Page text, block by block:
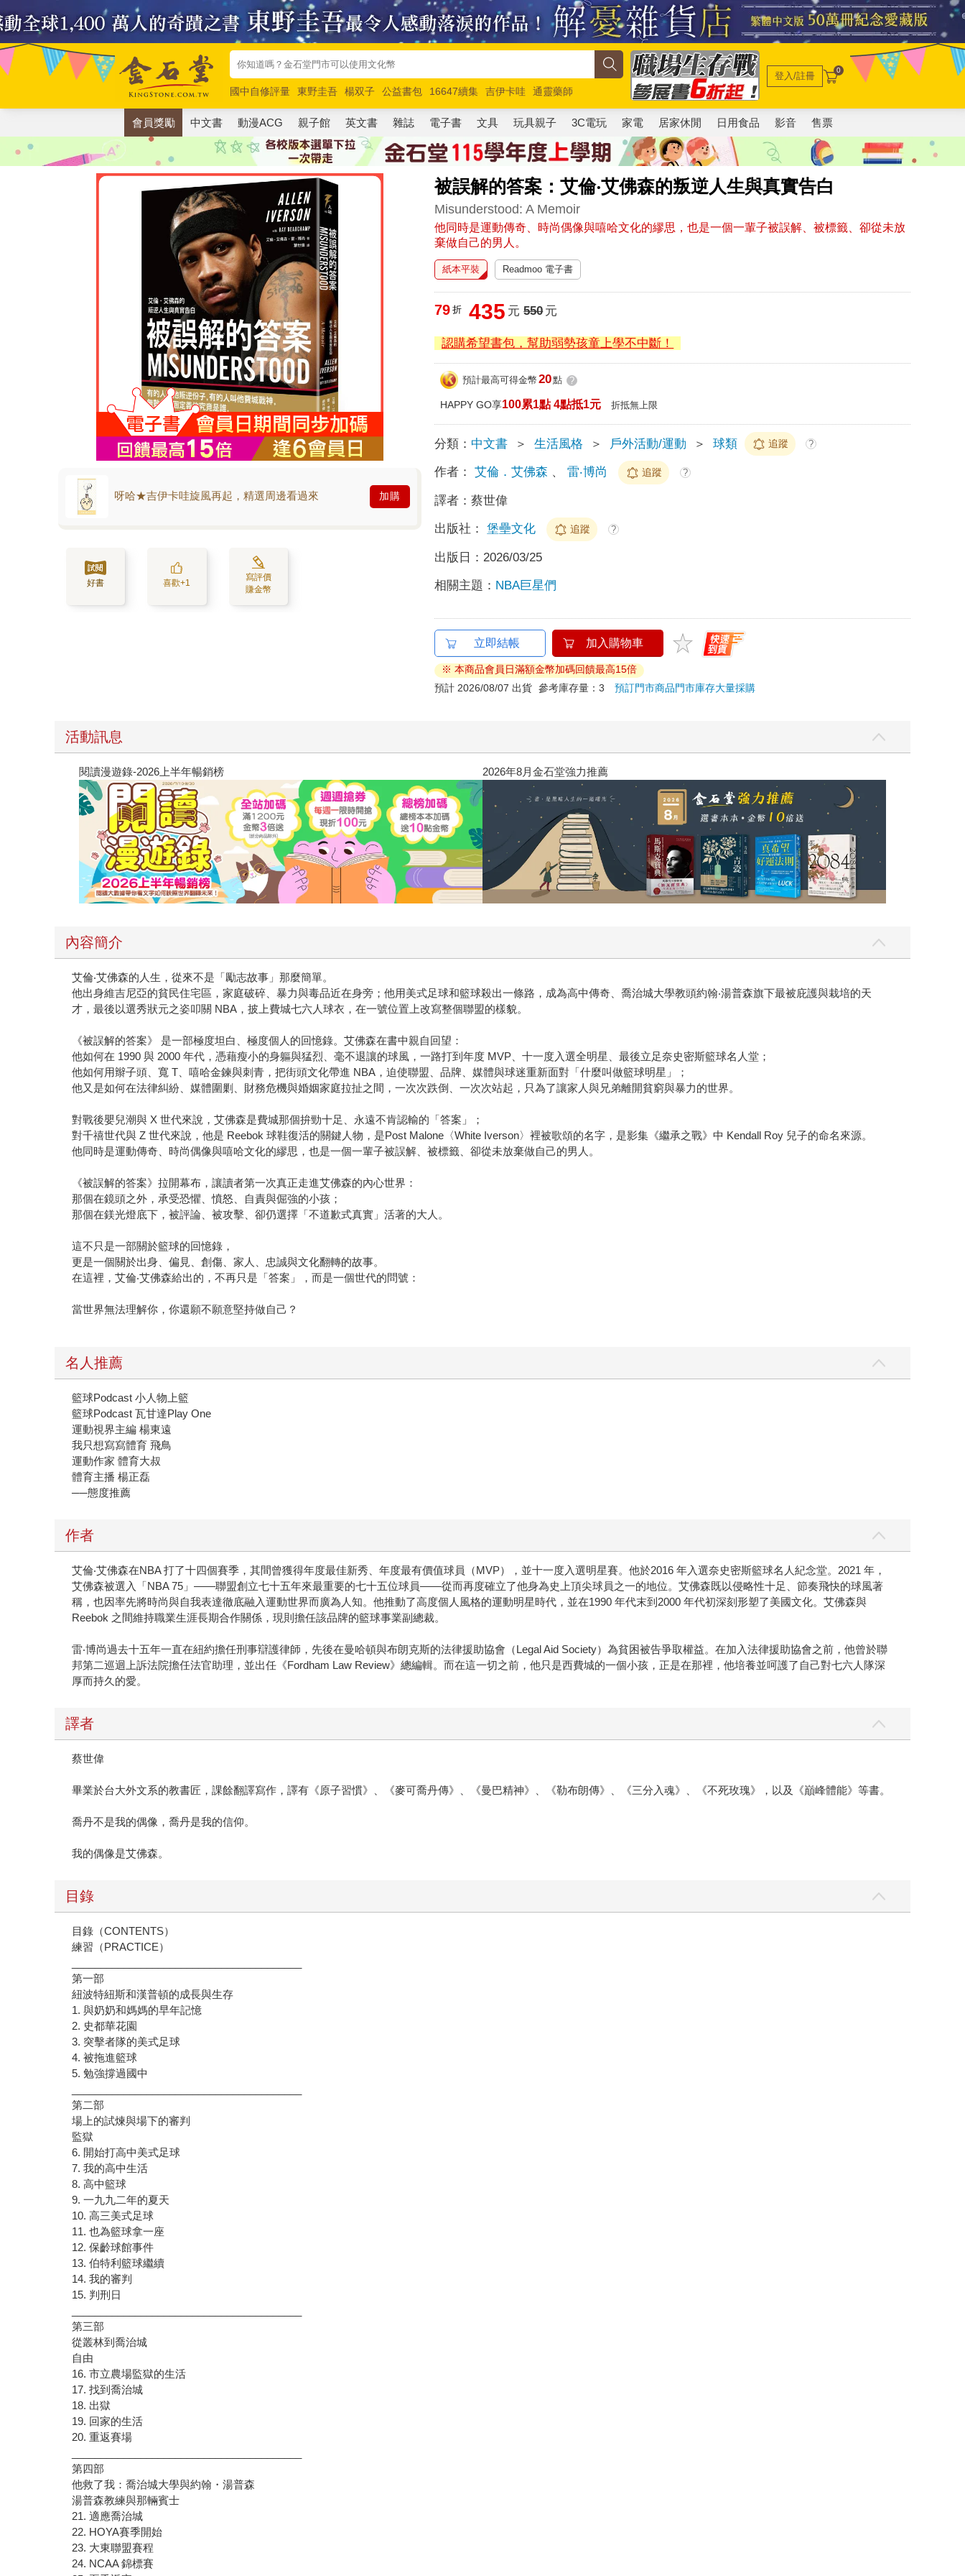
國中自修評量 東野圭吾 楊双子 公益書包 16647續集 吉伊卡哇
通靈藥師
唯紅花綻放
奧德賽 路邊攤新作 馬斯克 玩具總動員5 超慢跑
登入/註冊 0
會員獎勵 中文書 動漫ACG 親子館 英文書 雜誌 電子書 文具 玩具親子 3C電玩 家電 居家休閒 日用食品 影音 售票
被誤解的答案：艾倫‧艾佛森的叛逆人生與真實告白
Misunderstood: A Memoir
他同時是運動傳奇、時尚偶像與嘻哈文化的繆思，也是一個一輩子被誤解、被標籤、卻從未放
棄做自己的男人。
呀哈★吉伊卡哇旋風再起，精選周邊看過來 加購
好書 喜歡+1
寫評價
賺金幣
紙本平裝 Readmoo 電子書
79 折 435 元 550元
認購希望書包，幫助弱勢孩童上學不中斷！
預計最高可得金幣 20點 ?
HAPPY GO享100累1點 4點抵1元 折抵無上限
分類： 中文書 ＞ 生活風格 ＞ 戶外活動/運動 ＞ 球類 追蹤 ?
作者： 艾倫．艾佛森 、雷‧博尚 追蹤 ?
譯者：蔡世偉
出版社： 堡壘文化 追蹤 ?
出版日： 2026/03/25
相關主題： NBA巨星們
立即結帳 加入購物車
※ 本商品會員日滿額金幣加碼回饋最高15倍
預計 2026/08/07 出貨 參考庫存量：3預訂門市商品門市庫存大量採購
活動訊息
閱讀漫遊錄-2026上半年暢銷榜 2026年8月金石堂強力推薦
內容簡介
艾倫‧艾佛森的人生，從來不是「勵志故事」那麼簡單。
他出身維吉尼亞的貧民住宅區，家庭破碎、暴力與毒品近在身旁；他用美式足球和籃球殺出一條路，成為高中傳奇、喬治城大學教頭約翰‧湯普森旗下最被庇護與栽培的天
才，最後以選秀狀元之姿叩關 NBA，披上費城七六人球衣，在一號位置上改寫整個聯盟的樣貌。
《被誤解的答案》 是一部極度坦白、極度個人的回憶錄。艾佛森在書中親自回望：
他如何在 1990 與 2000 年代，憑藉瘦小的身軀與猛烈、毫不退讓的球風，一路打到年度 MVP、十一度入選全明星、最後立足奈史密斯籃球名人堂；
他如何用辮子頭、寬 T、嘻哈金鍊與刺青，把街頭文化帶進 NBA，迫使聯盟、品牌、媒體與球迷重新面對「什麼叫做籃球明星」；
他又是如何在法律糾紛、媒體圍剿、財務危機與婚姻家庭拉扯之間，一次次跌倒、一次次站起，只為了讓家人與兄弟離開貧窮與暴力的世界。
對戰後嬰兒潮與 X 世代來說，艾佛森是費城那個拚勁十足、永遠不肯認輸的「答案」；
對千禧世代與 Z 世代來說，他是 Reebok 球鞋復活的關鍵人物，是Post Malone〈White Iverson〉裡被歌頌的名字，是影集《繼承之戰》中 Kendall Roy 兒子的命名來源。
他同時是運動傳奇、時尚偶像與嘻哈文化的繆思，也是一個一輩子被誤解、被標籤、卻從未放棄做自己的男人。
《被誤解的答案》拉開幕布，讓讀者第一次真正走進艾佛森的內心世界：
那個在鏡頭之外，承受恐懼、憤怒、自責與倔強的小孩；
那個在鎂光燈底下，被評論、被攻擊、卻仍選擇「不道歉式真實」活著的大人。
這不只是一部關於籃球的回憶錄，
更是一個關於出身、偏見、創傷、家人、忠誠與文化翻轉的故事。
在這裡，艾倫‧艾佛森給出的，不再只是「答案」，而是一個世代的問號：
當世界無法理解你，你還願不願意堅持做自己？
名人推薦
籃球Podcast 小人物上籃
籃球Podcast 瓦甘達Play One
運動視界主編 楊東遠
我只想寫寫體育 飛鳥
運動作家 體育大叔
體育主播 楊正磊
──態度推薦
作者
艾倫‧艾佛森在NBA 打了十四個賽季，其間曾獲得年度最佳新秀、年度最有價值球員（MVP），並十一度入選明星賽。他於2016 年入選奈史密斯籃球名人紀念堂。2021 年，
艾佛森被選入「NBA 75」——聯盟創立七十五年來最重要的七十五位球員——從而再度確立了他身為史上頂尖球員之一的地位。艾佛森既以侵略性十足、節奏飛快的球風著
稱，也因率先將時尚與自我表達徹底融入運動世界而廣為人知。他推動了高度個人風格的運動明星時代，並在1990 年代末到2000 年代初深刻形塑了美國文化。艾佛森與
Reebok 之間維持職業生涯長期合作關係，現則擔任該品牌的籃球事業副總裁。
雷‧博尚過去十五年一直在紐約擔任刑事辯護律師，先後在曼哈頓與布朗克斯的法律援助協會（Legal Aid Society）為貧困被告爭取權益。在加入法律援助協會之前，他曾於聯
邦第二巡迴上訴法院擔任法官助理，並出任《Fordham Law Review》總編輯。而在這一切之前，他只是西費城的一個小孩，正是在那裡，他培養並呵護了自己對七六人隊深
厚而持久的愛。
譯者
蔡世偉
畢業於台大外文系的教書匠，課餘翻譯寫作，譯有《原子習慣》、《麥可喬丹傳》、《曼巴精神》、《勒布朗傳》、《三分入魂》、《不死玫瑰》，以及《巔峰體能》等書。
喬丹不是我的偶像，喬丹是我的信仰。
我的偶像是艾佛森。
目錄
目錄（CONTENTS）
練習（PRACTICE）
第一部
紐波特紐斯和漢普頓的成長與生存
1. 與奶奶和媽媽的早年記憶
2. 史都華花園
3. 突擊者隊的美式足球
4. 被拖進籃球
5. 勉強撐過國中
第二部
場上的試煉與場下的審判
監獄
6. 開始打高中美式足球
7. 我的高中生活
8. 高中籃球
9. 一九九二年的夏天
10. 高三美式足球
11. 也為籃球拿一座
12. 保齡球館事件
13. 伯特利籃球繼續
14. 我的審判
15. 判刑日
第三部
從叢林到喬治城
自由
16. 市立農場監獄的生活
17. 找到喬治城
18. 出獄
19. 回家的生活
20. 重返賽場
第四部
他救了我：喬治城大學與約翰・湯普森
湯普森教練與那輛賓士
21. 適應喬治城
22. HOYA賽季開始
23. 大東聯盟賽程
24. NCAA 錦標賽